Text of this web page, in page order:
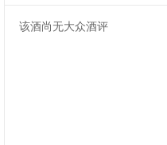
该酒尚无大众酒评